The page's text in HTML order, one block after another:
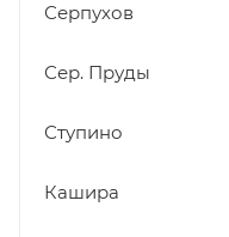
Серпухов
Сер. Пруды
Ступино
Кашира